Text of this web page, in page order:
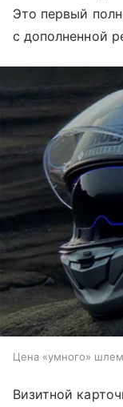
Это первый
с дополненной
Цена «умного»
Визитной